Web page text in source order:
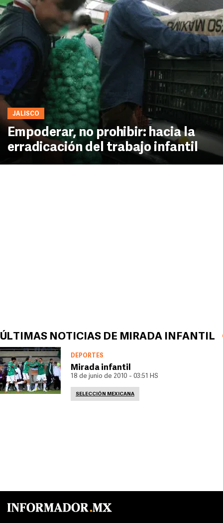
JALISCO
Empoderar, no prohibir: hacia la
erradicación del trabajo infantil
ÚLTIMAS NOTICIAS DE MIRADA INFANTIL
DEPORTES
Mirada infantil
18 de junio de 2010 - 03:51 HS
SELECCIÓN MEXICANA